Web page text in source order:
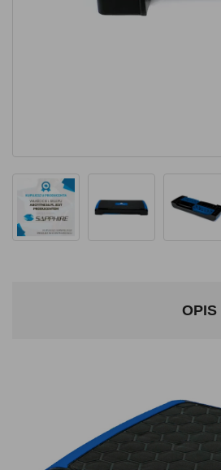
OPIS